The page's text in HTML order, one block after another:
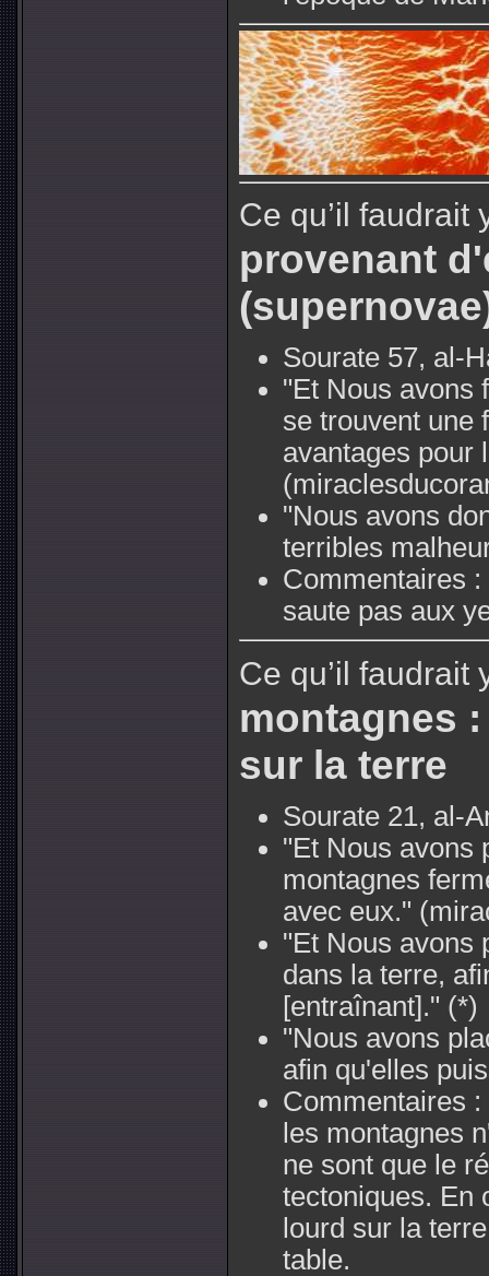
Ce qu’il faudrait
provenant
Sourate 57, al-
"Et Nous avons
se trouvent une
avantages
"Nous avons
terribles
Commentaires :
saute pas aux
Ce qu’il faudrait
montagnes
sur la terre
Sourate 21, al-
"Et Nous avons
montagnes
avec eux."
"Et Nous avons
dans la terre,
[entraînant]." (*)
"Nous avons
afin qu'elles
Commentaires :
les montagnes
ne sont que le
tectoniques. En
lourd sur la
table.